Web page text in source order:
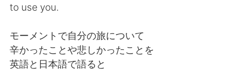
to use you.
モーメントで自分の旅について
辛かったことや悲しかったことを
英語と日本語で語ると